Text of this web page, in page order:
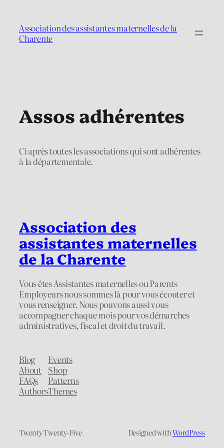
contenu
Association des assistantes maternelles de la
Charente
Assos adhérentes
Ci après toutes les associations qui sont adhérentes
à la départementale.
Association des
assistantes maternelles
de la Charente
Vous êtes Assistantes maternelles ou Parents
Employeurs nous sommes là pour vous écouter et
vous renseigner. Nous pouvons aussi vous
accompagner chaque mois pour vos démarches
administratives, fiscal et droit du travail.
Blog
About
FAQs
Authors
Events
Shop
Patterns
Themes
Twenty Twenty-Five Designed withWordPress